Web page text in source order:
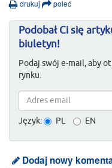
drukuj poleć
Podobał Ci się
biuletyn!
Podaj swój e-mail, aby
rynku.
Język: PL EN
Dodaj nowy